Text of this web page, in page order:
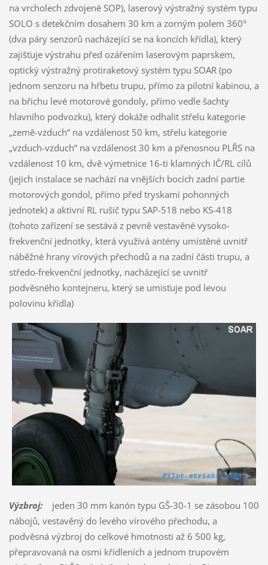
na vrcholech zdvojené SOP), laserový výstražný systém typu
SOLO s detekčním dosahem 30 km a zorným polem 360°
(dva páry senzorů nacházející se na koncích křídla), který
zajišťuje výstrahu před ozářením laserovým paprskem,
optický výstražný protiraketový systém typu SOAR (po
jednom senzoru na hřbetu trupu, přímo za pilotní kabinou, a
na břichu levé motorové gondoly, přímo vedle šachty
hlavního podvozku), který dokáže odhalit střelu kategorie
„země-vzduch“ na vzdálenost 50 km, střelu kategorie
„vzduch-vzduch“ na vzdálenost 30 km a přenosnou PLŘS na
vzdálenost 10 km, dvě výmetnice 16-ti klamných IČ/RL cílů
(jejich instalace se nachází na vnějších bocích zadní partie
motorových gondol, přímo před tryskami pohonných
jednotek) a aktivní RL rušič typu SAP-518 nebo KS-418
(tohoto zařízení se sestává z pevně vestavěné vysoko-
frekvenční jednotky, která využívá antény umístěné uvnitř
náběžné hrany vírových přechodů a na zadní části trupu, a
středo-frekvenční jednotky, nacházející se uvnitř
podvěsného kontejneru, který se umisťuje pod levou
polovinu křídla)
Výzbroj:jeden 30 mm kanón typu GŠ-30-1 se zásobou 100
nábojů, vestavěný do levého vírového přechodu, a
podvěsná výzbroj do celkové hmotnosti až 6 500 kg,
přepravovaná na osmi křídleních a jednom trupovém